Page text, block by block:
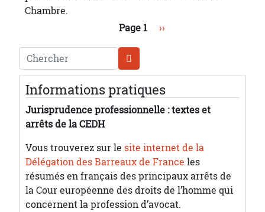
Chambre.
Page 1 Page suivante
››
Chercher
Informations pratiques
Jurisprudence professionnelle : textes et
arrêts de la CEDH
Vous trouverez sur le site internet de la
Délégation des Barreaux de France les
résumés en français des principaux arrêts de
la Cour européenne des droits de l’homme qui
concernent la profession d’avocat.